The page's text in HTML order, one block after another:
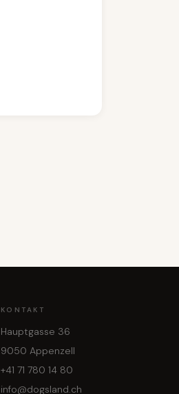
KONTAKT
Hauptgasse 36
9050 Appenzell
+41 71 780 14 80
info@dogsland.ch